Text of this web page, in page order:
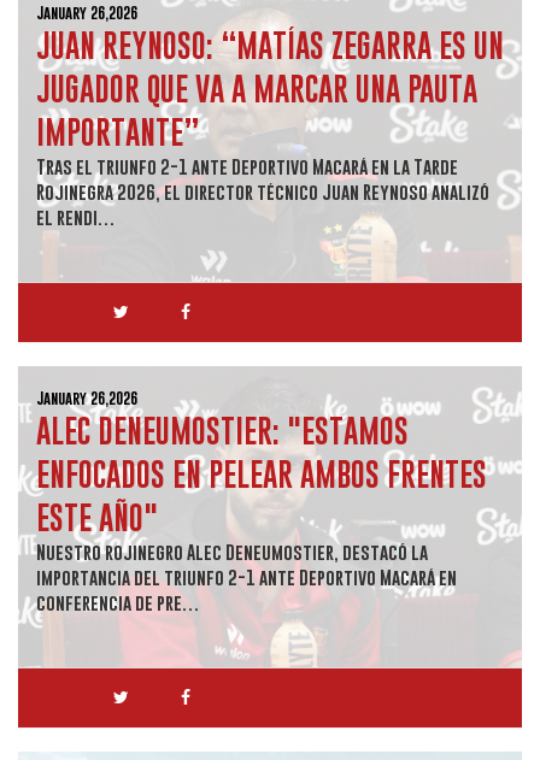
January 26,2026
JUAN REYNOSO: “MATÍAS ZEGARRA ES UN
JUGADOR QUE VA A MARCAR UNA PAUTA
IMPORTANTE”
Tras el triunfo 2-1 ante Deportivo Macará en la Tarde
Rojinegra 2026, el director técnico Juan Reynoso analizó
el rendi…
January 26,2026
ALEC DENEUMOSTIER: "ESTAMOS
ENFOCADOS EN PELEAR AMBOS FRENTES
ESTE AÑO"
Nuestro rojinegro Alec Deneumostier, destacó la
importancia del triunfo 2-1 ante Deportivo Macará en
conferencia de pre…